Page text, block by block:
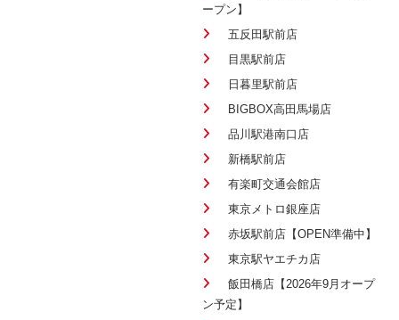
ープン】
五反田駅前店
目黒駅前店
日暮里駅前店
BIGBOX高田馬場店
品川駅港南口店
新橋駅前店
有楽町交通会館店
東京メトロ銀座店
赤坂駅前店【OPEN準備中】
東京駅ヤエチカ店
飯田橋店【2026年9月オープ
ン予定】